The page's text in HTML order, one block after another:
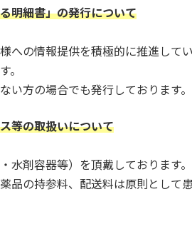
明細書」の発行について
への情報提供を積極的に推進し
。
い方の場合でも発行しております。
等の取扱いについて
水剤容器等）を頂戴しております。
品の持参料、配送料は原則として